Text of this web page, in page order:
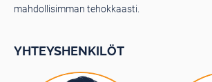
YHTEYSHENKILÖT
mahdollisimman tehokkaasti.